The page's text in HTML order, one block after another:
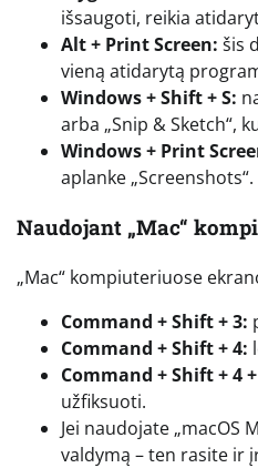
išsaugoti, reikia
Alt + Print Screen: šis
vieną atidarytą
Windows + Shift + S:
arba „Snip & Sketch“,
Windows + Print
aplanke „Screenshots“.
Naudojant „Mac“
„Mac“ kompiuteriuose
Command + Shift + 3:
Command + Shift + 4:
Command + Shift + 4
užfiksuoti.
Jei naudojate „macOS
valdymą – ten rasite ir